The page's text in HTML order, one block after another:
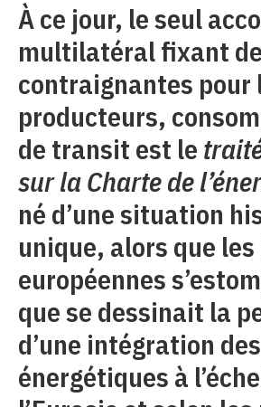
À ce jour, le seul
multilatéral fixant
contraignantes pour
producteurs,
de transit est le
sur la Charte de
né d’une situation
unique, alors que
européennes
que se dessinait la
d’une intégration
énergétiques à